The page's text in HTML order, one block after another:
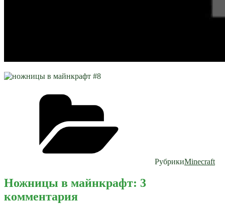
РубрикиMinecraft
Ножницы в майнкрафт: 3
комментария